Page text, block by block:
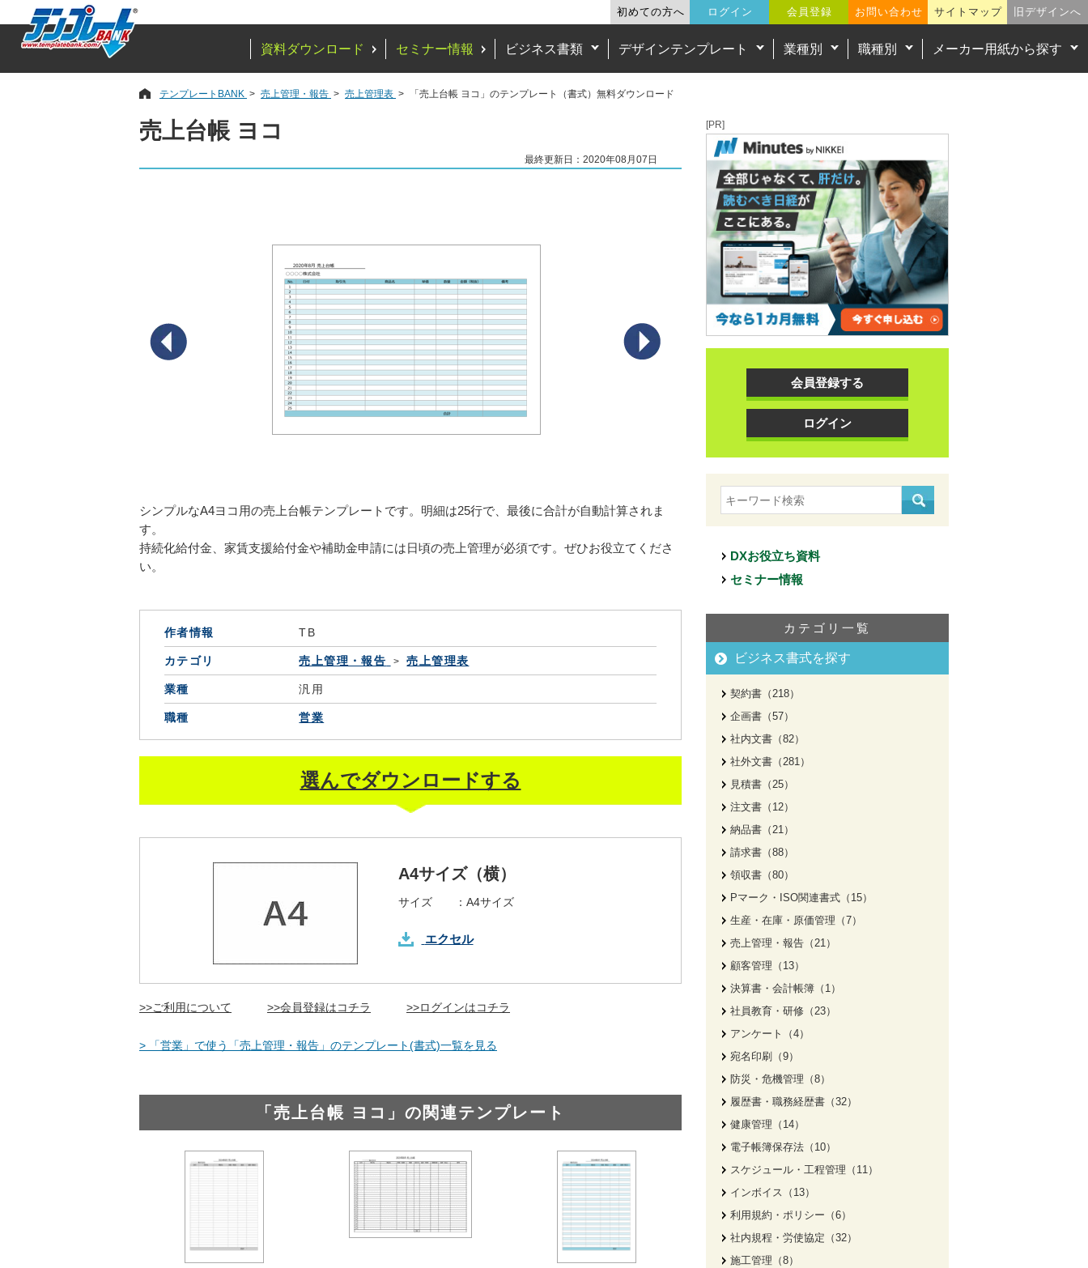
初めての方へ ログイン 会員登録 お問い合わせ サイトマップ 旧デザインへ
資料ダウンロード セミナー情報 ビジネス書類 デザインテンプレート 業種別 職種別 メーカー用紙から探す
テンプレートBANK 売上管理・報告 売上管理表 「売上台帳 ヨコ」のテンプレート（書式）無料ダウンロード
売上台帳 ヨコ
最終更新日：2020年08月07日
シンプルなA4ヨコ用の売上台帳テンプレートです。明細は25行で、最後に合計が自動計算されま
す。
持続化給付金、家賃支援給付金や補助金申請には日頃の売上管理が必須です。ぜひお役立てくださ
い。
作者情報 TB
カテゴリ 売上管理・報告 売上管理表
業種 汎用
職種 営業
選んでダウンロードする
A4サイズ（横）
サイズ ： A4サイズ
エクセル
>>ご利用について >>会員登録はコチラ >>ログインはコチラ
> 「営業」で使う「売上管理・報告」のテンプレート(書式)一覧を見る
「売上台帳 ヨコ」の関連テンプレート
[PR]
会員登録する
ログイン
DXお役立ち資料
セミナー情報
カテゴリ一覧
ビジネス書式を探す
契約書（218）
企画書（57）
社内文書（82）
社外文書（281）
見積書（25）
注文書（12）
納品書（21）
請求書（88）
領収書（80）
Pマーク・ISO関連書式（15）
生産・在庫・原価管理（7）
売上管理・報告（21）
顧客管理（13）
決算書・会計帳簿（1）
社員教育・研修（23）
アンケート（4）
宛名印刷（9）
防災・危機管理（8）
履歴書・職務経歴書（32）
健康管理（14）
電子帳簿保存法（10）
スケジュール・工程管理（11）
インボイス（13）
利用規約・ポリシー（6）
社内規程・労使協定（32）
施工管理（8）